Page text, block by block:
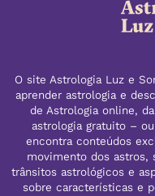
O site Astrologia Luz e
aprender astrologia e
de Astrologia online,
astrologia gratuito –
encontra conteúdos
movimento dos astros,
trânsitos astrológicos e
sobre características e